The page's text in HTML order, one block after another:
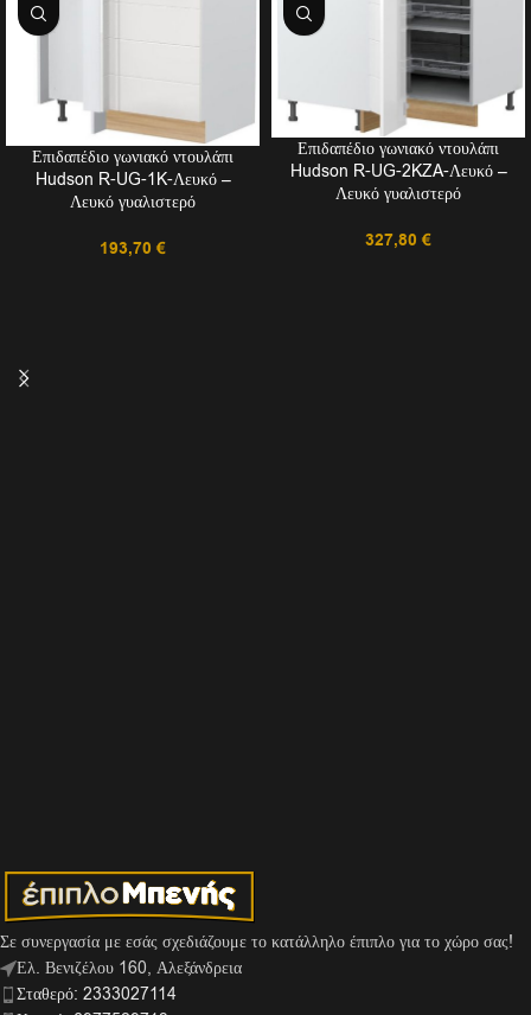
Επιδαπέδιο γωνιακό ντουλάπι
Hudson R-UG-1K-Λευκό –
Λευκό γυαλιστερό
193,70 €
Επιδαπέδιο γωνιακό ντουλάπι
Hudson R-UG-2KZA-Λευκό –
Λευκό γυαλιστερό
327,80 €
Σε συνεργασία με εσάς σχεδιάζουμε το κατάλληλο έπιπλο για το χώρο σας!
Ελ. Βενιζέλου 160, Αλεξάνδρεια
Σταθερό: 2333027114